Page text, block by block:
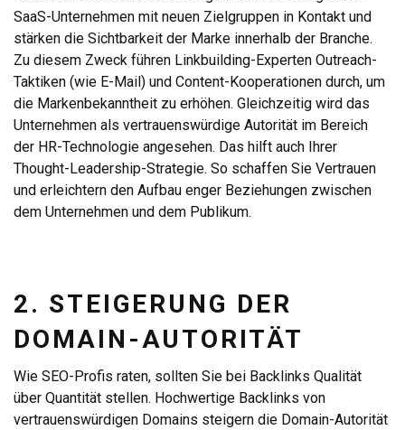
SaaS-Unternehmen mit neuen Zielgruppen in Kontakt und
stärken die Sichtbarkeit der Marke innerhalb der Branche.
Zu diesem Zweck führen Linkbuilding-Experten Outreach-
Taktiken (wie E-Mail) und Content-Kooperationen durch, um
die Markenbekanntheit zu erhöhen. Gleichzeitig wird das
Unternehmen als vertrauenswürdige Autorität im Bereich
der HR-Technologie angesehen. Das hilft auch Ihrer
Thought-Leadership-Strategie. So schaffen Sie Vertrauen
und erleichtern den Aufbau enger Beziehungen zwischen
dem Unternehmen und dem Publikum.
2. STEIGERUNG DER
DOMAIN-AUTORITÄT
Wie SEO-Profis raten, sollten Sie bei Backlinks Qualität
über Quantität stellen. Hochwertige Backlinks von
vertrauenswürdigen Domains steigern die Domain-Autorität